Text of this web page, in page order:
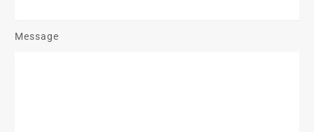
Message